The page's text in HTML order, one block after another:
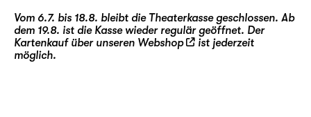
und „Die Rättin“), zudem inszenierte er
„Cabaret“ und „Lazarus“. Die
Choreographin
Vom 6.7. bis 18.8. bleibt die Theaterkasse geschlossen. Ab
dem 19.8. ist die Kasse wieder regulär geöffnet. Der
Kartenkauf über unseren Webshop
ist jederzeit
möglich.